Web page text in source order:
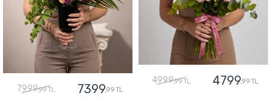
7999,99 TL 7399,99 TL
4999,99 TL 4799,99 TL